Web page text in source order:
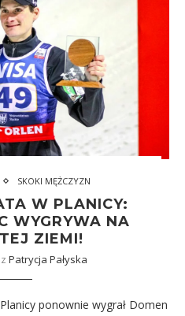
SKOKI MĘŻCZYZN
W PLANICY:
WYGRYWA NA
ZIEMI!
Patrycja Pałyska
ponownie wygrał Domen